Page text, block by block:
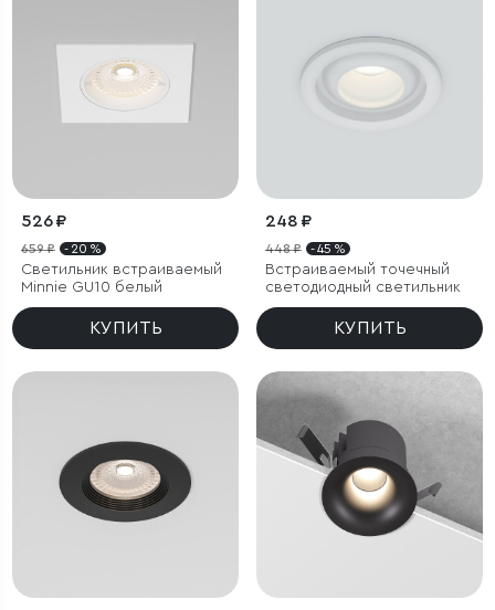
526 ₽
659 ₽ - 20 %
Светильник встраиваемый
Minnie GU10 белый
КУПИТЬ
248 ₽
448 ₽ - 45 %
Встраиваемый точечный
светодиодный светильник
КУПИТЬ